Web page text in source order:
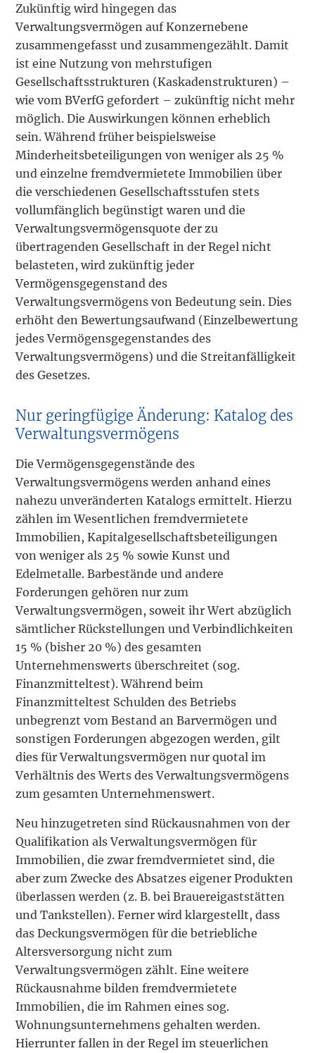
Zukünftig wird hingegen das
Verwaltungsvermögen auf Konzernebene
zusammengefasst und zusammengezählt. Damit
ist eine Nutzung von mehrstufigen
Gesellschaftsstrukturen (Kaskadenstrukturen) –
wie vom BVerfG gefordert – zukünftig nicht mehr
möglich. Die Auswirkungen können erheblich
sein. Während früher beispielsweise
Minderheitsbeteiligungen von weniger als 25 %
und einzelne fremdvermietete Immobilien über
die verschiedenen Gesellschaftsstufen stets
vollumfänglich begünstigt waren und die
Verwaltungsvermögensquote der zu
übertragenden Gesellschaft in der Regel nicht
belasteten, wird zukünftig jeder
Vermögensgegenstand des
Verwaltungsvermögens von Bedeutung sein. Dies
erhöht den Bewertungsaufwand (Einzelbewertung
jedes Vermögensgegenstandes des
Verwaltungsvermögens) und die Streitanfälligkeit
des Gesetzes.
Nur geringfügige Änderung: Katalog des
Verwaltungsvermögens
Die Vermögensgegenstände des
Verwaltungsvermögens werden anhand eines
nahezu unveränderten Katalogs ermittelt. Hierzu
zählen im Wesentlichen fremdvermietete
Immobilien, Kapitalgesellschaftsbeteiligungen
von weniger als 25 % sowie Kunst und
Edelmetalle. Barbestände und andere
Forderungen gehören nur zum
Verwaltungsvermögen, soweit ihr Wert abzüglich
sämtlicher Rückstellungen und Verbindlichkeiten
15 % (bisher 20 %) des gesamten
Unternehmenswerts überschreitet (sog.
Finanzmitteltest). Während beim
Finanzmitteltest Schulden des Betriebs
unbegrenzt vom Bestand an Barvermögen und
sonstigen Forderungen abgezogen werden, gilt
dies für Verwaltungsvermögen nur quotal im
Verhältnis des Werts des Verwaltungsvermögens
zum gesamten Unternehmenswert.
Neu hinzugetreten sind Rückausnahmen von der
Qualifikation als Verwaltungsvermögen für
Immobilien, die zwar fremdvermietet sind, die
aber zum Zwecke des Absatzes eigener Produkten
überlassen werden (z. B. bei Brauereigaststätten
und Tankstellen). Ferner wird klargestellt, dass
das Deckungsvermögen für die betriebliche
Altersversorgung nicht zum
Verwaltungsvermögen zählt. Eine weitere
Rückausnahme bilden fremdvermietete
Immobilien, die im Rahmen eines sog.
Wohnungsunternehmens gehalten werden.
Hierrunter fallen in der Regel im steuerlichen